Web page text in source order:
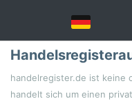
handelregister.de ist keine
handelt sich um einen